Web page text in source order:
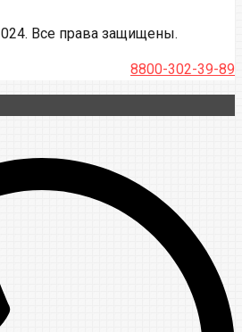
Все права защищены.
8800-302-39-89